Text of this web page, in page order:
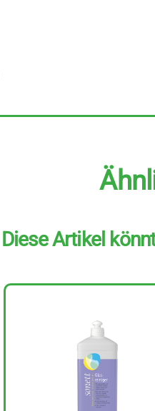
Diese Artikel